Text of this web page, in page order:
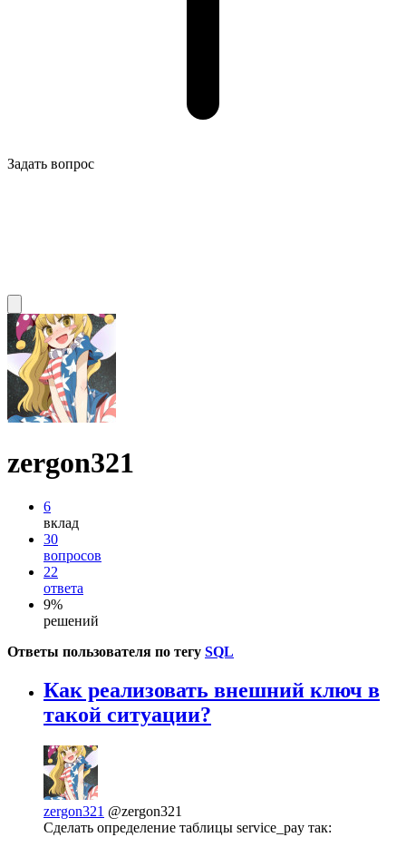
Задать вопрос
zergon321
6
вклад
30
вопросов
22
ответа
9%
решений
Ответы пользователя по тегу SQL
Как реализовать внешний ключ в
такой ситуации?
zergon321 @zergon321
Сделать определение таблицы service_pay так: